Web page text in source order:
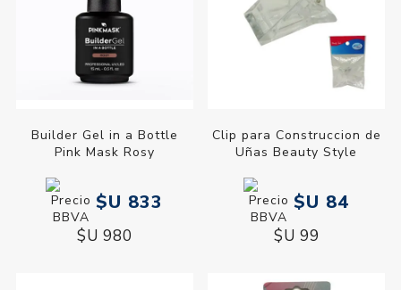
Builder Gel in a Bottle
Pink Mask Rosy
$U 833
$U 980
Clip para Construccion de
Uñas Beauty Style
$U 84
$U 99